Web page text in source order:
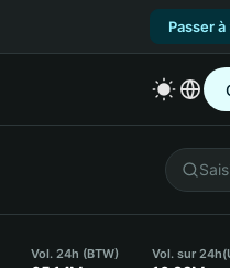
Passer
Vol. 24h (BTW) Vol. sur 24h